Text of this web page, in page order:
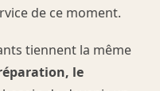
de ce moment.
tiennent la même
le